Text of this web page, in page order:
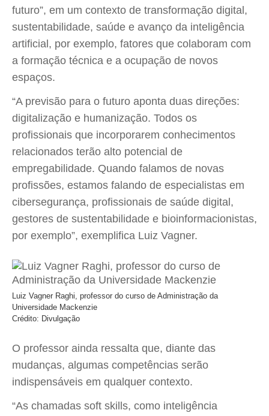
futuro”, em um contexto de transformação digital,
sustentabilidade, saúde e avanço da inteligência
artificial, por exemplo, fatores que colaboram com
a formação técnica e a ocupação de novos
espaços.
“A previsão para o futuro aponta duas direções:
digitalização e humanização. Todos os
profissionais que incorporarem conhecimentos
relacionados terão alto potencial de
empregabilidade. Quando falamos de novas
profissões, estamos falando de especialistas em
cibersegurança, profissionais de saúde digital,
gestores de sustentabilidade e bioinformacionistas,
por exemplo”, exemplifica Luiz Vagner.
Luiz Vagner Raghi, professor do curso de Administração da
Universidade Mackenzie
Crédito: Divulgação
O professor ainda ressalta que, diante das
mudanças, algumas competências serão
indispensáveis em qualquer contexto.
“As chamadas soft skills, como inteligência